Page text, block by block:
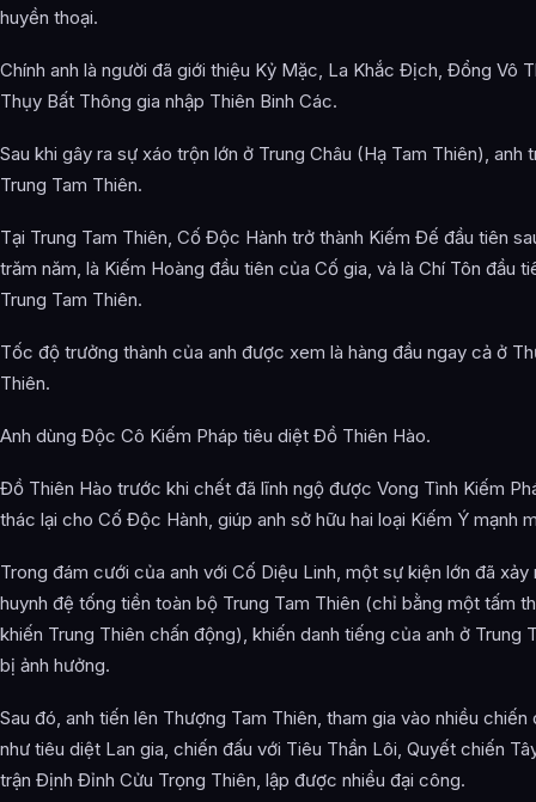
huyền thoại.
Chính anh là người đã giới thiệu Kỷ Mặc, La Khắc Địch, Đổng Vô
Thụy Bất Thông gia nhập Thiên Binh Các.
Sau khi gây ra sự xáo trộn lớn ở Trung Châu (Hạ Tam Thiên), anh
Trung Tam Thiên.
Tại Trung Tam Thiên, Cố Độc Hành trở thành Kiếm Đế đầu tiên
trăm năm, là Kiếm Hoàng đầu tiên của Cố gia, và là Chí Tôn đầu
Trung Tam Thiên.
Tốc độ trưởng thành của anh được xem là hàng đầu ngay cả ở
Thiên.
Anh dùng Độc Cô Kiếm Pháp tiêu diệt Đồ Thiên Hào.
Đồ Thiên Hào trước khi chết đã lĩnh ngộ được Vong Tình Kiếm
thác lại cho Cố Độc Hành, giúp anh sở hữu hai loại Kiếm Ý mạnh
Trong đám cưới của anh với Cố Diệu Linh, một sự kiện lớn đã xảy
huynh đệ tống tiền toàn bộ Trung Tam Thiên (chỉ bằng một tấm
khiến Trung Thiên chấn động), khiến danh tiếng của anh ở Trung
bị ảnh hưởng.
Sau đó, anh tiến lên Thượng Tam Thiên, tham gia vào nhiều chiến
như tiêu diệt Lan gia, chiến đấu với Tiêu Thần Lôi, Quyết chiến
trận Định Đỉnh Cửu Trọng Thiên, lập được nhiều đại công.